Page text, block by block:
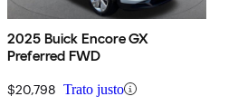
2025 Buick Encore GX
Preferred FWD
$20,798 Trato justo